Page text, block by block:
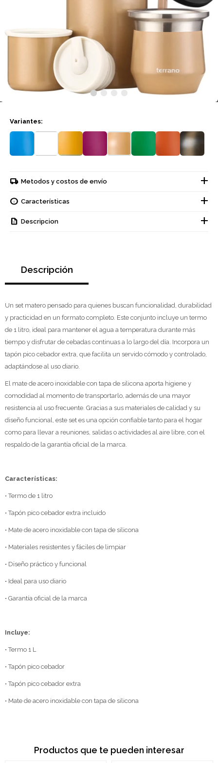
Variantes:
Metodos y costos de envío
Características
Descripcion
Descripción
Un set matero pensado para quienes buscan funcionalidad, durabilidad
y practicidad en un formato completo. Este conjunto incluye un termo
de 1 litro, ideal para mantener el agua a temperatura durante más
tiempo y disfrutar de cebadas continuas a lo largo del día. Incorpora un
tapón pico cebador extra, que facilita un servido cómodo y controlado,
adaptándose al uso diario.
El mate de acero inoxidable con tapa de silicona aporta higiene y
comodidad al momento de transportarlo, además de una mayor
resistencia al uso frecuente. Gracias a sus materiales de calidad y su
diseño funcional, este set es una opción confiable tanto para el hogar
como para llevar a reuniones, salidas o actividades al aire libre, con el
respaldo de la garantía oficial de la marca.
Características:
• Termo de 1 litro
• Tapón pico cebador extra incluido
• Mate de acero inoxidable con tapa de silicona
• Materiales resistentes y fáciles de limpiar
• Diseño práctico y funcional
• Ideal para uso diario
• Garantía oficial de la marca
Incluye:
• Termo 1 L
• Tapón pico cebador
• Tapón pico cebador extra
• Mate de acero inoxidable con tapa de silicona
Productos que te pueden interesar